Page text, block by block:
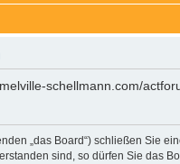
schellmann.com/
„das Board“) schließen
sind, so dürfen Sie das